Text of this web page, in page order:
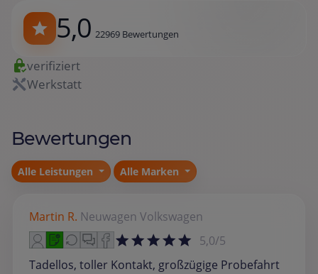
5,0 22969 Bewertungen
verifiziert
Werkstatt
Bewertungen
Alle Leistungen Alle Marken
Martin R. Neuwagen Volkswagen
5,0/5
Tadellos, toller Kontakt, großzügige Probefahrt